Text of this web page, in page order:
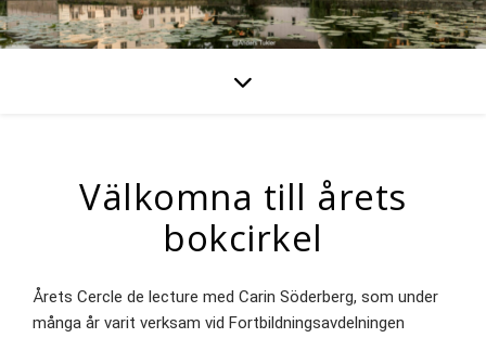
Välkomna till årets
bokcirkel
Årets Cercle de lecture med Carin Söderberg, som under
många år varit verksam vid Fortbildningsavdelningen